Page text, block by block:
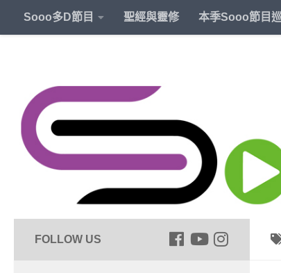
Sooo多D節目 聖經與靈修 本季Sooo節目